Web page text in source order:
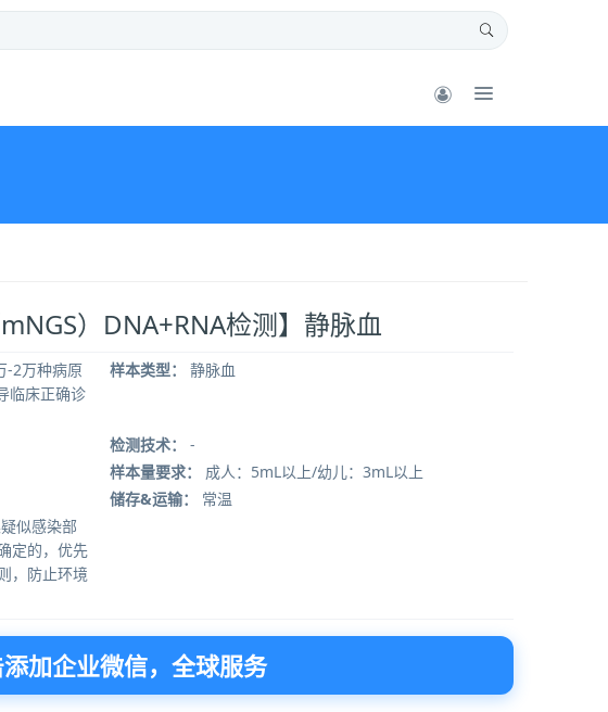
）DNA+RNA检测】静脉血
-2万种病原
临床正确诊
样本类型： 静脉血
检测技术：
-
样本量要求：
成人：5mL以上/幼儿：3mL以上
储存&运输：
常温
似感染部
定的，优先
，防止环境
加企业微信，全球服务